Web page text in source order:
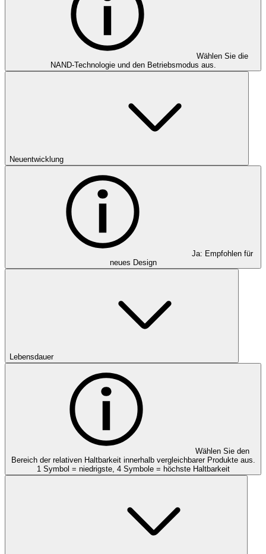
Wählen Sie die
NAND-Technologie und den Betriebsmodus aus.
Neuentwicklung
Ja: Empfohlen für
neues Design
Lebensdauer
Wählen Sie den
Bereich der relativen Haltbarkeit innerhalb vergleichbarer Produkte aus.
1 Symbol = niedrigste, 4 Symbole = höchste Haltbarkeit